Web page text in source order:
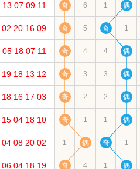
13 07 09 11 奇 6 1 偶
02 20 16 09 奇 5 奇 1
05 18 07 11 奇 4 4 偶
19 18 13 12 奇 3 3 偶
18 16 17 03 奇 2 2 偶
15 04 18 10 奇 1 1 偶
04 08 20 02 1 偶 奇 1
06 04 18 19 奇 4 1 偶